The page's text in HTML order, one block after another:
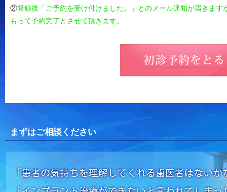
②登録後「ご予約を受け付けました。」とのメール通知が届きま
もって予約完了とさせて頂きます。
まずはご相談ください